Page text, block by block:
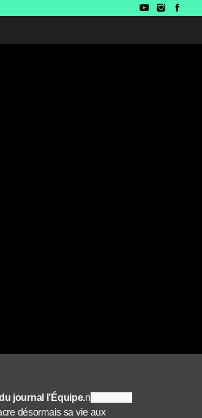
journal l’Équipe.n
désormais sa vie aux